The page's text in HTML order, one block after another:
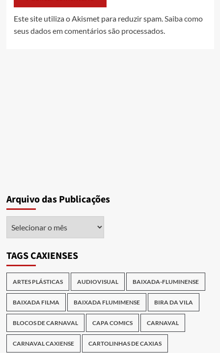
Este site utiliza o Akismet para reduzir spam.Saiba como
seus dados em comentários são processados.
Arquivo das Publicações
TAGS CAXIENSES
ARTES PLÁSTICAS AUDIOVISUAL BAIXADA-FLUMINENSE
BAIXADA FILMA BAIXADA FLUMIMENSE BIRA DA VILA
BLOCOS DE CARNAVAL CAPA COMICS CARNAVAL
CARNAVAL CAXIENSE CARTOLINHAS DE CAXIAS